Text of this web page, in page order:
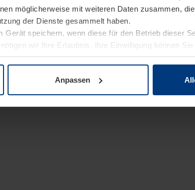
möglicherweise mit weiteren Daten zusammen,
der Dienste gesammelt haben.
Gerät speichern, wenn diese für den Betrieb dieser
wir Ihre Erlaubnis. Ihre Einwilligung können
unserer Website ändern oder widerrufen.
Anpassen